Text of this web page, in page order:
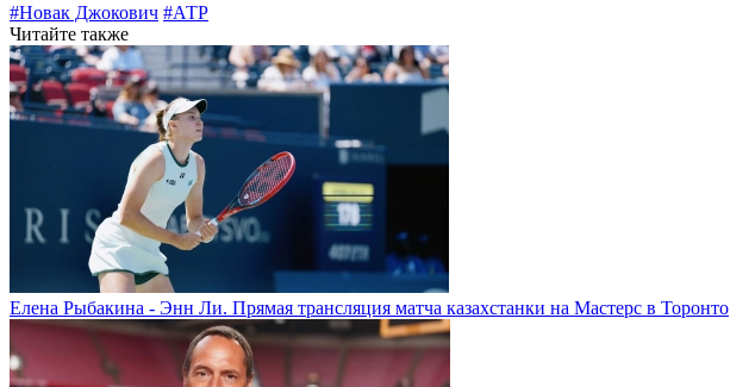
#Новак Джокович #АТР
Читайте также
Елена Рыбакина - Энн Ли. Прямая трансляция матча казахстанки на Мастерс в Торонто